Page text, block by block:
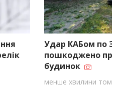
Удар КАБом по
пошкоджено
будинок
менше хвилини тому